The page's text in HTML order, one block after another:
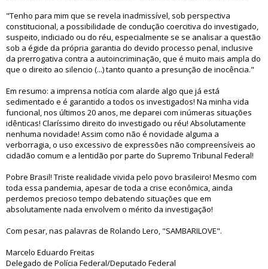
"Tenho para mim que se revela inadmissível, sob perspectiva
constitucional, a possibilidade de condução coercitiva do investigado,
suspeito, indiciado ou do réu, especialmente se se analisar a questão
sob a égide da própria garantia do devido processo penal, inclusive
da prerrogativa contra a autoincriminação, que é muito mais ampla do
que o direito ao silencio (...) tanto quanto a presunção de inocência."
Em resumo: a imprensa notícia com alarde algo que já está
sedimentado e é garantido a todos os investigados! Na minha vida
funcional, nos últimos 20 anos, me deparei com inúmeras situações
idênticas! Claríssimo direito do investigado ou réu! Absolutamente
nenhuma novidade! Assim como não é novidade alguma a
verborragia, o uso excessivo de expressões não compreensíveis ao
cidadão comum e a lentidão por parte do Supremo Tribunal Federal!
Pobre Brasil! Triste realidade vivida pelo povo brasileiro! Mesmo com
toda essa pandemia, apesar de toda a crise econômica, ainda
perdemos precioso tempo debatendo situações que em
absolutamente nada envolvem o mérito da investigação!
Com pesar, nas palavras de Rolando Lero, "SAMBARILOVE".
Marcelo Eduardo Freitas
Delegado de Polícia Federal/Deputado Federal